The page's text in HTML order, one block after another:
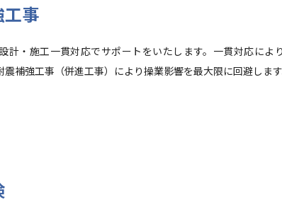
工事
計・施工一貫対応でサポートをいたします。一貫対応によ
補強工事（併進工事）により操業影響を最大限に回避します